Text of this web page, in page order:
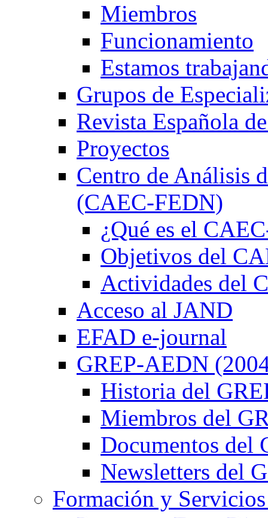
Miembros
Funcionamiento
Estamos
Grupos de
Revista Española
Proyectos
Centro de Análisis
(CAEC-FEDN)
¿Qué es el
Objetivos del
Actividades del
Acceso al JAND
EFAD e-journal
GREP-AEDN
Historia del
Miembros del
Documentos del
Newsletters del
Formación y